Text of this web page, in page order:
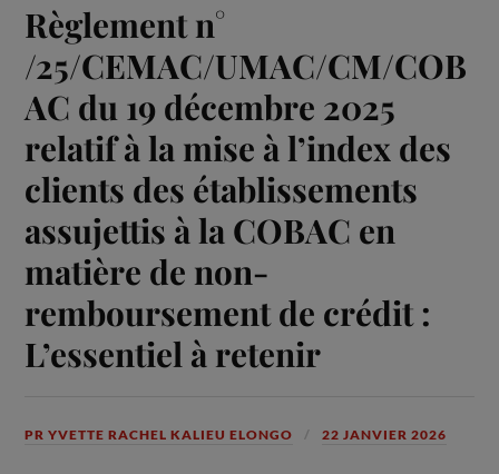
Règlement n°
/25/CEMAC/UMAC/CM/COB
AC du 19 décembre 2025
relatif à la mise à l’index des
clients des établissements
assujettis à la COBAC en
matière de non-
remboursement de crédit :
L’essentiel à retenir
PR YVETTE RACHEL KALIEU ELONGO 22 JANVIER 2026